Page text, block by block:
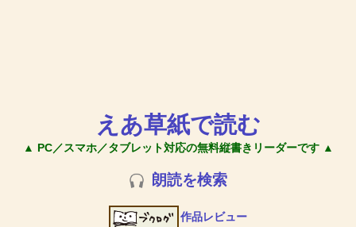
えあ草紙で読む
▲ PC／スマホ／タブレット対応の無料縦書きリーダーです ▲
朗読を検索
作品レビュー